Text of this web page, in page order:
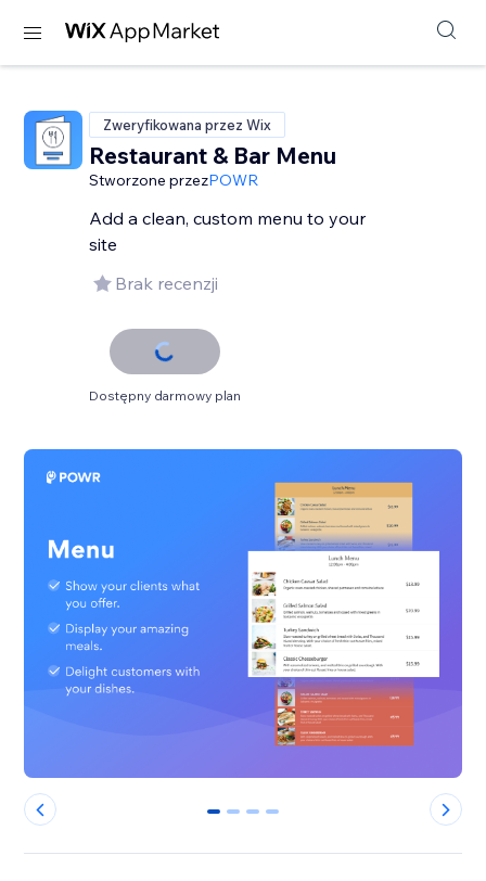
Zweryfikowana przez Wix
Restaurant & Bar Menu
Stworzone przezPOWR
Add a clean, custom menu to your
site
Brak recenzji
Dostępny darmowy plan
0 1 2 3